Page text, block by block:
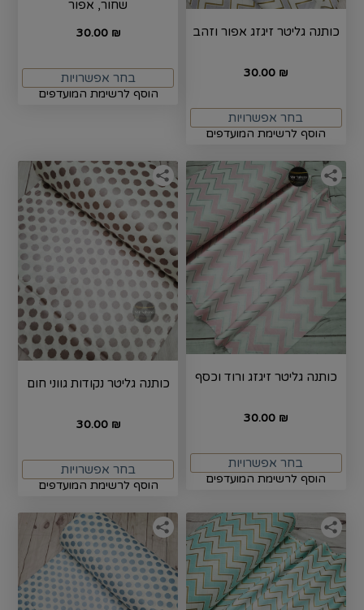
כותנה גליטר זיגזג אפור וזהב
30.00 ₪
בחר אפשרויות
הוסף לרשימת המועדפים
שחור, אפור
30.00 ₪
בחר אפשרויות
הוסף לרשימת המועדפים
כותנה גליטר זיגזג ורוד וכסף
30.00 ₪
בחר אפשרויות
הוסף לרשימת המועדפים
כותנה גליטר נקודות גווני חום
30.00 ₪
בחר אפשרויות
הוסף לרשימת המועדפים